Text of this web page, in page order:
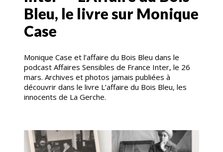
Bleu, le livre sur Monique
Case
Monique Case et l’affaire du Bois Bleu dans le
podcast Affaires Sensibles de France Inter, le 26
mars. Archives et photos jamais publiées à
découvrir dans le livre L’affaire du Bois Bleu, les
innocents de La Gerche.